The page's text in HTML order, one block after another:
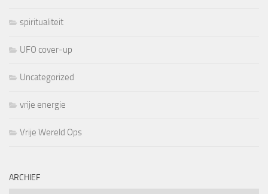
spiritualiteit
UFO cover-up
Uncategorized
vrije energie
Vrije Wereld Ops
ARCHIEF